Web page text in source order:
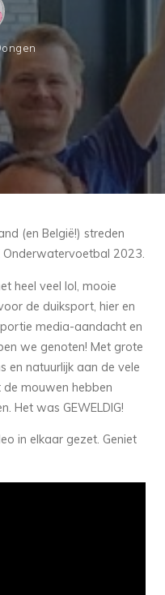
(en België!) streden
Onderwatervoetbal 2023.
heel veel lol, mooie
de duiksport, hier en
media-aandacht en
we genoten! Met grote
en natuurlijk aan de vele
de mouwen hebben
Het was GEWELDIG!
in elkaar gezet. Geniet